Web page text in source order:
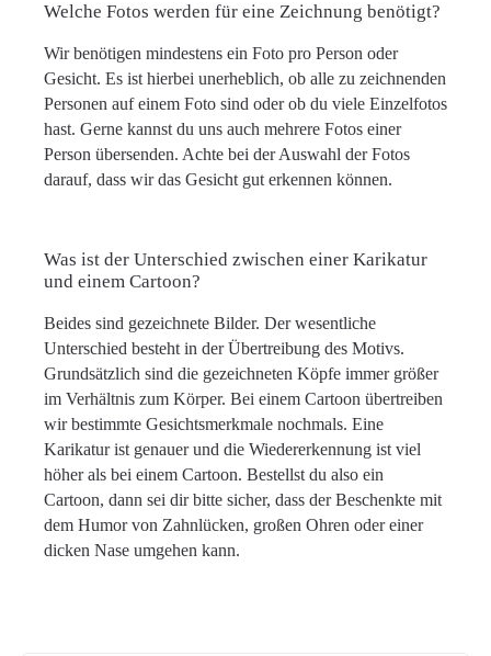
Welche Fotos werden für eine Zeichnung benötigt?
Wir benötigen mindestens ein Foto pro Person oder
Gesicht. Es ist hierbei unerheblich, ob alle zu zeichnenden
Personen auf einem Foto sind oder ob du viele Einzelfotos
hast. Gerne kannst du uns auch mehrere Fotos einer
Person übersenden. Achte bei der Auswahl der Fotos
darauf, dass wir das Gesicht gut erkennen können.
Was ist der Unterschied zwischen einer Karikatur
und einem Cartoon?
Beides sind gezeichnete Bilder. Der wesentliche
Unterschied besteht in der Übertreibung des Motivs.
Grundsätzlich sind die gezeichneten Köpfe immer größer
im Verhältnis zum Körper. Bei einem Cartoon übertreiben
wir bestimmte Gesichtsmerkmale nochmals. Eine
Karikatur ist genauer und die Wiedererkennung ist viel
höher als bei einem Cartoon. Bestellst du also ein
Cartoon, dann sei dir bitte sicher, dass der Beschenkte mit
dem Humor von Zahnlücken, großen Ohren oder einer
dicken Nase umgehen kann.